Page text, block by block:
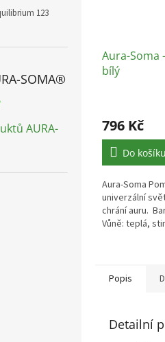
123
SOMA®
AURA-
Aura-Soma
bílý
produktu
je
5,0
z
5
hvězdiček.
796 Kč
Do košíku
Aura-Soma
univerzální
chrání auru.
Vůně: teplá,
Popis
Detailní